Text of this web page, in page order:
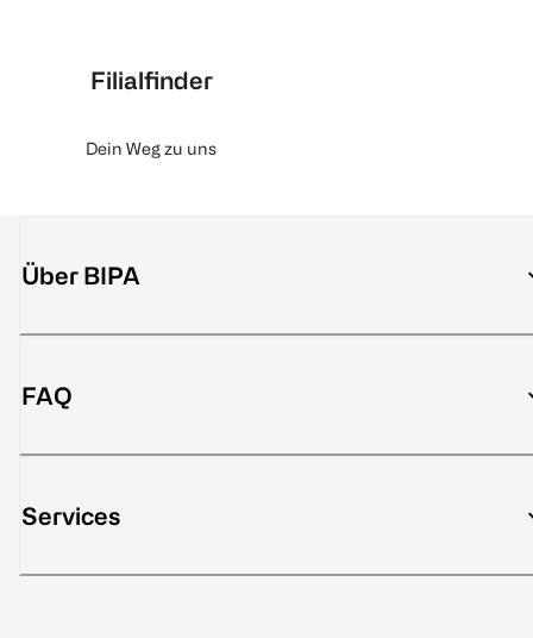
Filialfinder
Dein Weg zu uns
Über BIPA
FAQ
Services